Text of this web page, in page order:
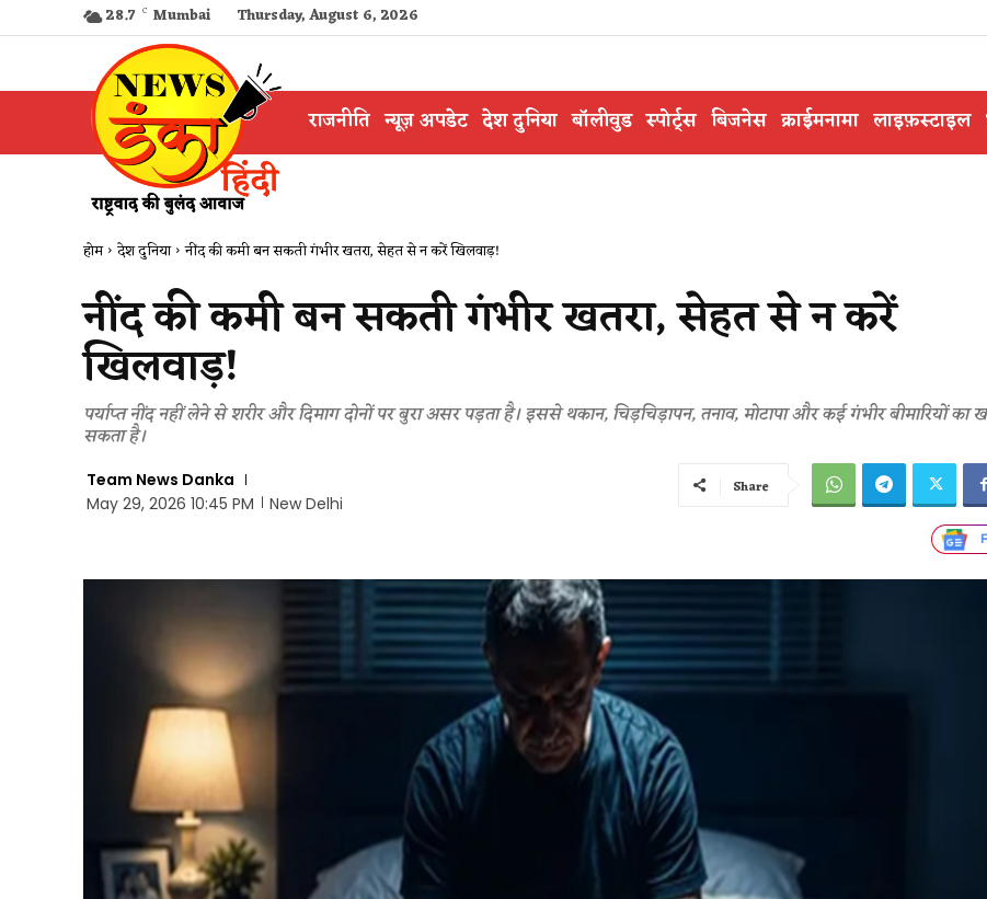
28.7 C Mumbai Thursday, August 6, 2026
राजनीति न्यूज़ अपडेट देश दुनिया बॉलीवुड स्पोर्ट्स बिजनेस क्राईमनामा लाइफ़स्टाइल
होम देश दुनिया नींद की कमी बन सकती गंभीर खतरा, सेहत से न करें खिलवाड़!
नींद की कमी बन सकती गंभीर खतरा, सेहत से न करें
खिलवाड़!
पर्याप्त नींद नहीं लेने से शरीर और दिमाग दोनों पर बुरा असर पड़ता है। इससे थकान, चिड़चिड़ापन, तनाव, मोटापा और कई गंभीर बीमारियों का
सकता है।
Team News Danka
May 29, 2026 10:45 PM
New Delhi
Share